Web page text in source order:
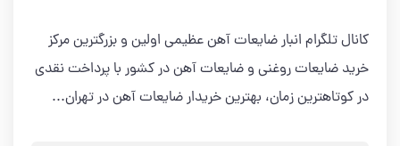
کانال تلگرام انبار ضایعات آهن عظیمی اولین و بزرگترین مرکز
خرید ضایعات روغنی و ضایعات آهن در کشور با پرداخت نقدی
در کوتاهترین زمان، بهترین خریدار ضایعات آهن در تهران...